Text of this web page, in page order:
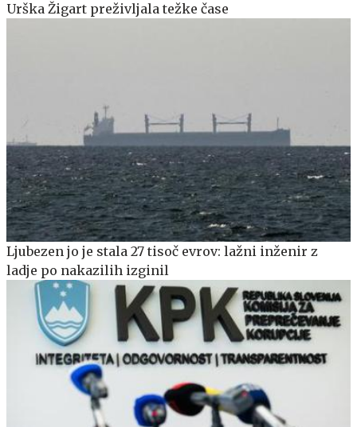
Urška Žigart preživljala težke čase
Ljubezen jo je stala 27 tisoč evrov: lažni inženir z
ladje po nakazilih izginil